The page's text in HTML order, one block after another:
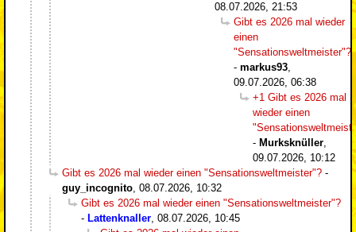
08.07.2026, 21:53
Gibt es 2026 mal wieder
einen
"Sensationsweltmeister"?
- markus93,
09.07.2026, 06:38
+1 Gibt es 2026 mal
wieder einen
- Murksknüller,
09.07.2026, 10:12
Gibt es 2026 mal wieder einen "Sensationsweltmeister"? -
guy_incognito, 08.07.2026, 10:32
Gibt es 2026 mal wieder einen "Sensationsweltmeister"?
- Lattenknaller, 08.07.2026, 10:45